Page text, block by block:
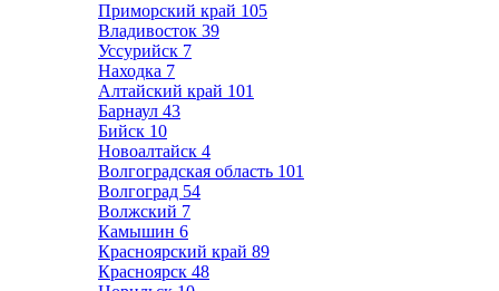
Приморский край 105
Владивосток 39
Уссурийск 7
Находка 7
Алтайский край 101
Барнаул 43
Бийск 10
Новоалтайск 4
Волгоградская область 101
Волгоград 54
Волжский 7
Камышин 6
Красноярский край 89
Красноярск 48